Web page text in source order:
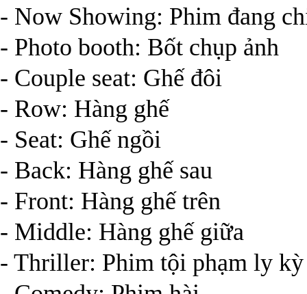
- Now Showing: Phim đang
- Photo booth: Bốt chụp ảnh
- Couple seat: Ghế đôi
- Row: Hàng ghế
- Seat: Ghế ngồi
- Back: Hàng ghế sau
- Front: Hàng ghế trên
- Middle: Hàng ghế giữa
- Thriller: Phim tội phạm ly kỳ